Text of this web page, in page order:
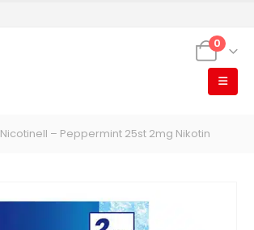
0
Nicotinell – Peppermint 25st 2mg Nikotin